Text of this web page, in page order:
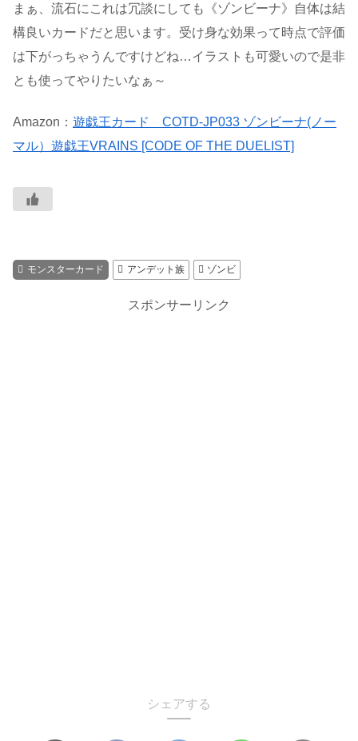
まぁ、流石にこれは冗談にしても《ゾンビーナ》自体は結
構良いカードだと思います。受け身な効果って時点で評価
は下がっちゃうんですけどね…イラストも可愛いので是非
とも使ってやりたいなぁ～
Amazon： 遊戯王カード COTD-JP033 ゾンビーナ(ノー
マル）遊戯王VRAINS [CODE OF THE DUELIST]
モンスターカード アンデット族 ゾンビ
スポンサーリンク
シェアする